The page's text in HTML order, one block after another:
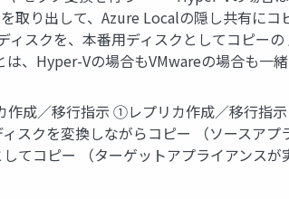
取り出して、Azure Localの隠し共有に
ィスクを、本番用ディスクとしてコピー
、Hyper-Vの場合もVMwareの場合も一
成／移行指示 ①レプリカ作成／移行指
スクを変換しながらコピー （ソースア
てコピー （ターゲットアプライアンスが